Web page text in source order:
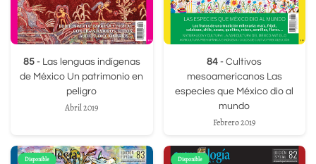
85- Las lenguas indígenas
de México Un patrimonio en
peligro
Abril 2019
84 - Cultivos
mesoamericanos Las
especies que México dio al
mundo
Febrero 2019
Disponible Disponible